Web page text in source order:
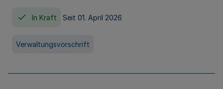
In Kraft Seit 01. April 2026
Verwaltungsvorschrift